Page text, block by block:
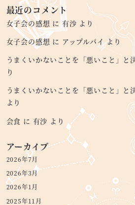
最近のコメント
女子会の感想に 有沙 より
女子会の感想 に アップルパイ より
うまくいかないことを「悪いこと」と
り
うまくいかないことを「悪いこと」と
より
会食 に 有沙 より
アーカイブ
2026年7月
2026年3月
2026年1月
2025年11月